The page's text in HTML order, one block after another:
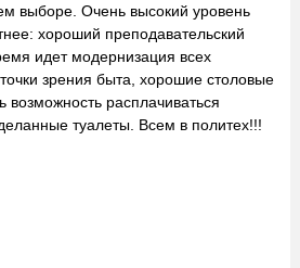
выборе. Очень высокий уровень
хороший преподавательский
идет модернизация всех
зрения быта, хорошие столовые
возможность расплачиваться
туалеты. Всем в политех!!!